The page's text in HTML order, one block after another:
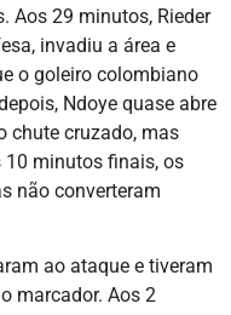
Aos 29 minutos, Rieder
invadiu a área e
o goleiro colombiano
Ndoye quase abre
chute cruzado, mas
10 minutos finais, os
não converteram
ao ataque e tiveram
marcador. Aos 2